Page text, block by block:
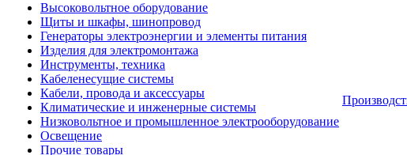
Высоковольтное оборудование
Щиты и шкафы, шинопровод
Генераторы электроэнергии и элементы питания
Изделия для электромонтажа
Инструменты, техника
Кабеленесущие системы
Кабели, провода и аксессуары
Климатические и инженерные системы
Низковольтное и промышленное электрооборудование
Освещение
Прочие товары